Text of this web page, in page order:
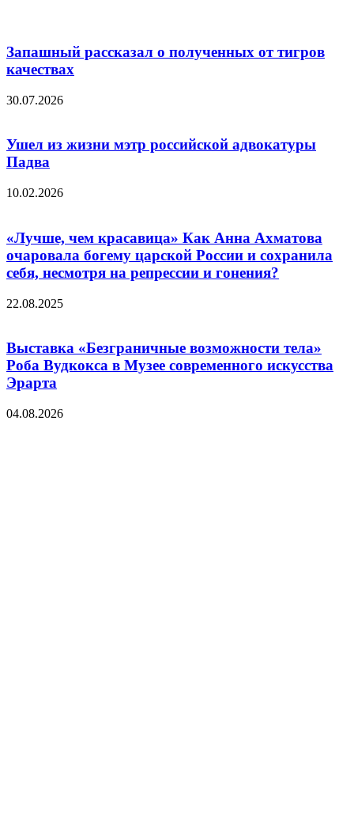
Запашный рассказал о полученных от тигров
качествах
30.07.2026
Ушел из жизни мэтр российской адвокатуры
Падва
10.02.2026
«Лучше, чем красавица» Как Анна Ахматова
очаровала богему царской России и сохранила
себя, несмотря на репрессии и гонения?
22.08.2025
Выставка «Безграничные возможности тела»
Роба Вудкокса в Музее современного искусства
Эрарта
04.08.2026